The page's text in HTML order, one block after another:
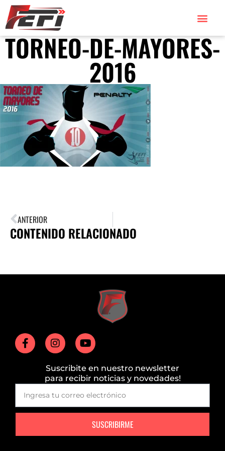
TORNEO-DE-MAYORES-
2016
ANTERIOR
CONTENIDO RELACIONADO
Suscribite en nuestro newsletter
para recibir noticias y novedades!
SUSCRIBIRME